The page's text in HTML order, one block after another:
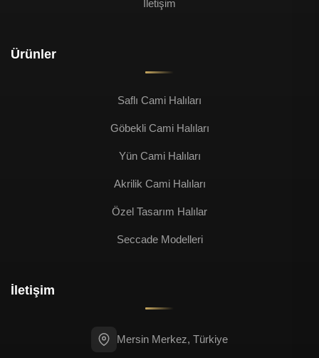
İletişim
Ürünler
Saflı Cami Halıları
Göbekli Cami Halıları
Yün Cami Halıları
Akrilik Cami Halıları
Özel Tasarım Halılar
Seccade Modelleri
İletişim
Mersin Merkez, Türkiye